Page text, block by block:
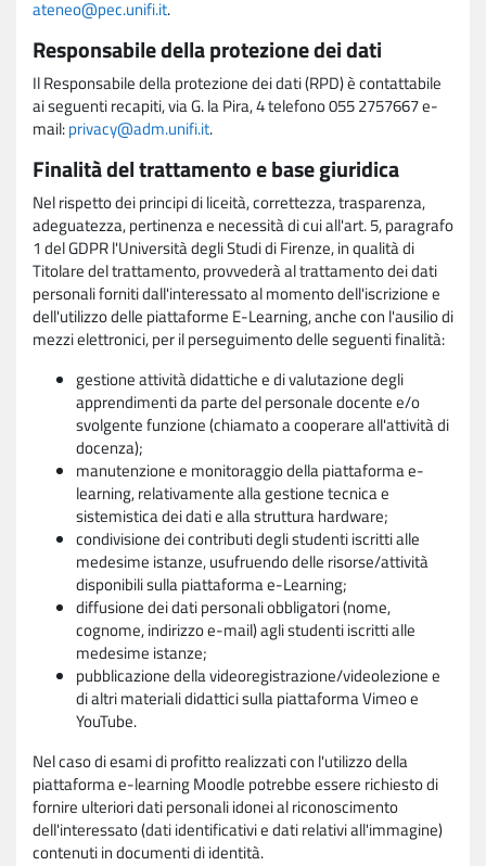
ateneo@pec.unifi.it.
Responsabile della protezione dei dati
Il Responsabile della protezione dei dati (RPD) è contattabile
ai seguenti recapiti, via G. la Pira, 4 telefono 055 2757667 e-
mail:privacy@adm.unifi.it.
Finalità del trattamento e base giuridica
Nel rispetto dei principi di liceità, correttezza, trasparenza,
adeguatezza, pertinenza e necessità di cui all'art. 5, paragrafo
1 del GDPR l'Università degli Studi di Firenze, in qualità di
Titolare del trattamento, provvederà al trattamento dei dati
personali forniti dall'interessato al momento dell'iscrizione e
dell'utilizzo delle piattaforme E-Learning, anche con l'ausilio di
mezzi elettronici, per il perseguimento delle seguenti finalità:
gestione attività didattiche e di valutazione degli
apprendimenti da parte del personale docente e/o
svolgente funzione (chiamato a cooperare all'attività di
docenza);
manutenzione e monitoraggio della piattaforma e-
learning, relativamente alla gestione tecnica e
sistemistica dei dati e alla struttura hardware;
condivisione dei contributi degli studenti iscritti alle
medesime istanze, usufruendo delle risorse/attività
disponibili sulla piattaforma e-Learning;
diffusione dei dati personali obbligatori (nome,
cognome, indirizzo e-mail) agli studenti iscritti alle
medesime istanze;
pubblicazione della videoregistrazione/videolezione e
di altri materiali didattici sulla piattaforma Vimeo e
YouTube.
Nel caso di esami di profitto realizzati con l'utilizzo della
piattaforma e-learning Moodle potrebbe essere richiesto di
fornire ulteriori dati personali idonei al riconoscimento
dell'interessato (dati identificativi e dati relativi all'immagine)
contenuti in documenti di identità.